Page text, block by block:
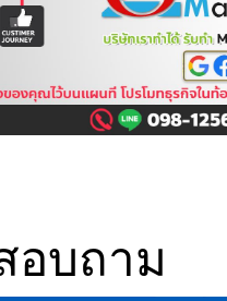
อบถาม